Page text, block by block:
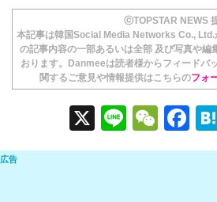
ⓒTOPSTAR NEWS
本記事は韓国Social Media Networks Co., Ltd.
の記事内容の一部あるいは全部 及び写真や編
おります。Danmeeは読者様からフィードバ
関するご意見や情報提供はこちらのフォ
X
Li
n
W
e
F
a